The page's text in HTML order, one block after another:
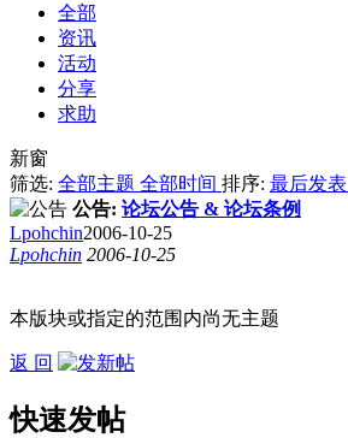
全部
资讯
活动
分享
求助
新窗
筛选: 全部主题 全部时间 排序: 最后发表
公告: 论坛公告 & 论坛条例
Lpohchin2006-10-25
Lpohchin 2006-10-25
本版块或指定的范围内尚无主题
返 回
快速发帖